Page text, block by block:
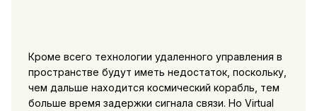
Кроме всего технологии удаленного управления в
пространстве будут иметь недостаток, поскольку,
чем дальше находится космический корабль, тем
больше время задержки сигнала связи. Но Virtual